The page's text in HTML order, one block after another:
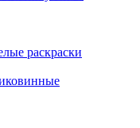
раскраски